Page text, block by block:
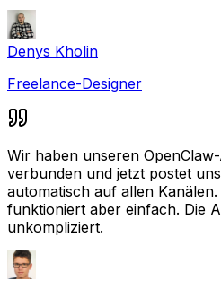
Denys Kholin
Freelance-Designer
Wir haben unseren
verbunden und jetzt postet
automatisch auf allen
funktioniert aber einfach. Die
unkompliziert.